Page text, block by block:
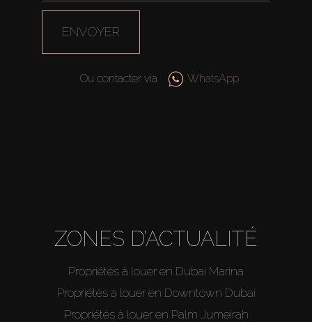
Hors PlanENVOYER
Ou contacter via WhatsApp
ZONES D’ACTUALITÉ
Propriétés à louer en Dubai Marina
Propriétés à louer en Downtown Dubai
Propriétés à louer en Palm Jumeirah